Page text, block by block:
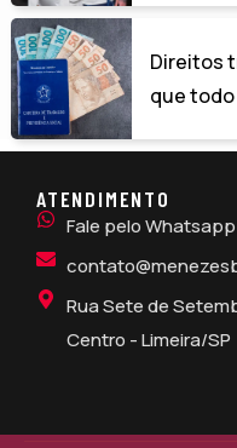
Direitos
que
ATENDIMENTO
Fale pelo Whatsapp
Rua Sete de
Centro - Limeira/SP